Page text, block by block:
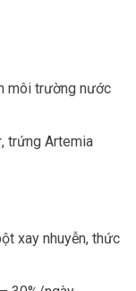
môi trường nước
, trứng Artemia
xay nhuyễn, thức